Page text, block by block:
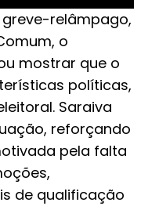
greve-relâmpago,
o
mostrar que o
políticas,
Saraiva
reforçando
pela falta
de qualificação